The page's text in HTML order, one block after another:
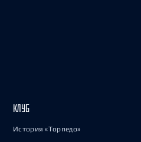
КЛУБ
История «Торпедо»